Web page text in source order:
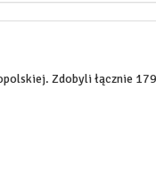
Zdobyli łącznie